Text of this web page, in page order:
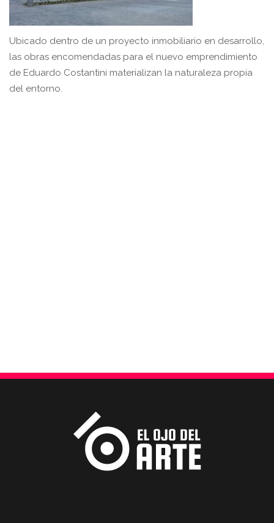
Ubicado dentro de un proyecto inmobiliario en desarrollo,
las obras encomendadas para el nuevo emprendimiento
de Eduardo Costantini materializan la naturaleza propia
del entorno.